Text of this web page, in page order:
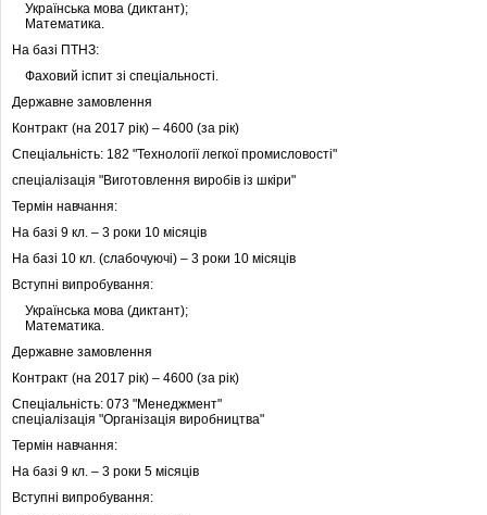
Українська мова (диктант);
Математика.
На базі ПТНЗ:
Фаховий іспит зі спеціальності.
Державне замовлення
Контракт (на 2017 рік) – 4600 (за рік)
Спеціальність: 182 "Технології легкої промисловості"
спеціалізація "Виготовлення виробів із шкіри"
Термін навчання:
На базі 9 кл. – 3 роки 10 місяців
На базі 10 кл. (слабочуючі) – 3 роки 10 місяців
Вступні випробування:
Українська мова (диктант);
Математика.
Державне замовлення
Контракт (на 2017 рік) – 4600 (за рік)
Спеціальність: 073 "Менеджмент"
спеціалізація "Організація виробництва"
Термін навчання:
На базі 9 кл. – 3 роки 5 місяців
Вступні випробування: